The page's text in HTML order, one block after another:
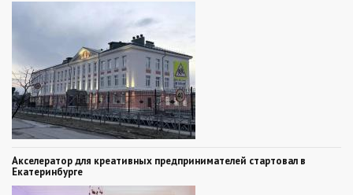
Акселератор для креативных предпринимателей стартовал в
Екатеринбурге